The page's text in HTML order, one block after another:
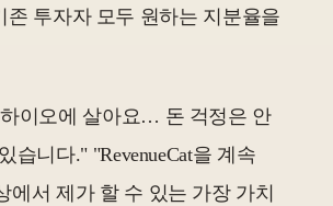
존 투자자 모두 원하는 지분율을
이오에 살아요… 돈 걱정은 안
습니다." "RevenueCat을 계속
에서 제가 할 수 있는 가장 가치